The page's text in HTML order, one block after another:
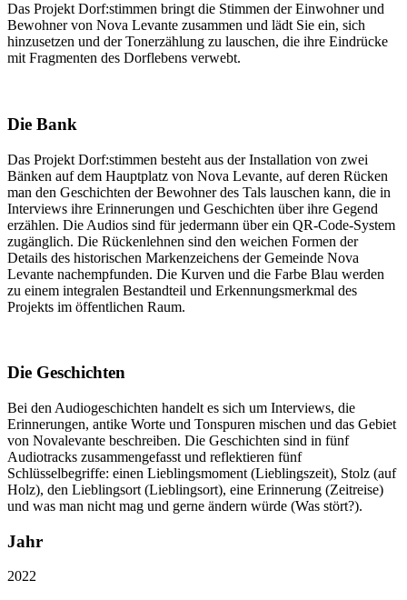
Das Projekt Dorf:stimmen bringt die Stimmen der Einwohner und
Bewohner von Nova Levante zusammen und lädt Sie ein, sich
hinzusetzen und der Tonerzählung zu lauschen, die ihre Eindrücke
mit Fragmenten des Dorflebens verwebt.
Die Bank
Das Projekt Dorf:stimmen besteht aus der Installation von zwei
Bänken auf dem Hauptplatz von Nova Levante, auf deren Rücken
man den Geschichten der Bewohner des Tals lauschen kann, die in
Interviews ihre Erinnerungen und Geschichten über ihre Gegend
erzählen. Die Audios sind für jedermann über ein QR-Code-System
zugänglich. Die Rückenlehnen sind den weichen Formen der
Details des historischen Markenzeichens der Gemeinde Nova
Levante nachempfunden. Die Kurven und die Farbe Blau werden
zu einem integralen Bestandteil und Erkennungsmerkmal des
Projekts im öffentlichen Raum.
Die Geschichten
Bei den Audiogeschichten handelt es sich um Interviews, die
Erinnerungen, antike Worte und Tonspuren mischen und das Gebiet
von Novalevante beschreiben. Die Geschichten sind in fünf
Audiotracks zusammengefasst und reflektieren fünf
Schlüsselbegriffe: einen Lieblingsmoment (Lieblingszeit), Stolz (auf
Holz), den Lieblingsort (Lieblingsort), eine Erinnerung (Zeitreise)
und was man nicht mag und gerne ändern würde (Was stört?).
Jahr
2022